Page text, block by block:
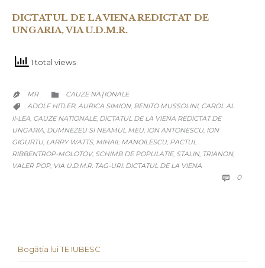
DICTATUL DE LA VIENA REDICTAT DE
UNGARIA, VIA U.D.M.R.
1 total views
 MR  CATEGORY
CAUZE NAŢIONALE
 CATEGORY
ADOLF HITLER, AURICA SIMION, BENITO MUSSOLINI, CAROL AL
II-LEA, CAUZE NATIONALE, DICTATUL DE LA VIENA REDICTAT DE
UNGARIA, DUMNEZEU SI NEAMUL MEU, ION ANTONESCU, ION
GIGURTU, LARRY WATTS, MIHAIL MANOILESCU, PACTUL
RIBBENTROP-MOLOTOV, SCHIMB DE POPULATIE, STALIN, TRIANON,
VALER POP, VIA U.D.M.R. TAG-URI: DICTATUL DE LA VIENA
 0
Bogăția lui TE IUBESC